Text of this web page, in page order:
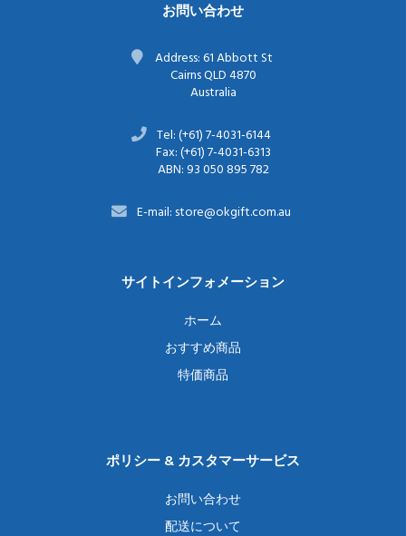
お問い合わせ
Address: 61 Abbott St
Cairns QLD 4870
Australia
Tel: (+61) 7-4031-6144
Fax: (+61) 7-4031-6313
ABN: 93 050 895 782
E-mail: store@okgift.com.au
サイトインフォメーション
ホーム
おすすめ商品
特価商品
ポリシー & カスタマーサービス
お問い合わせ
配送について